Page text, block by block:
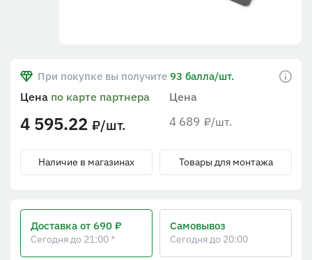
При покупке вы получите 93 балла/шт.
Цена
4 689 ₽/шт.
Цена по карте партнера
4 595.22 ₽/шт.
Наличие в магазинах Товары для монтажа
Доставка от 690 ₽
Сегодня до 21:00 *
Самовывоз
Сегодня до 20:00